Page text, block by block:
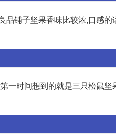
铺子坚果香味比较浓,口感
一时间想到的就是三只松鼠